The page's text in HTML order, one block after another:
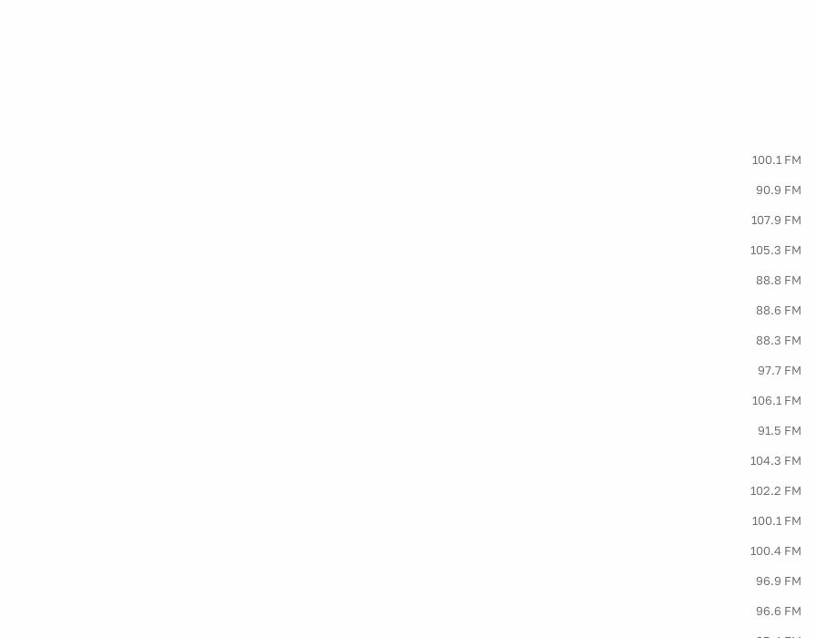
100.1 FM
90.9 FM
107.9 FM
105.3 FM
88.8 FM
88.6 FM
88.3 FM
97.7 FM
106.1 FM
91.5 FM
104.3 FM
102.2 FM
100.1 FM
100.4 FM
96.9 FM
96.6 FM